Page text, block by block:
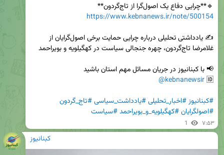
🔹**چرایی دفاع یک اصول‌گرا از تاج‌گردون**
https://www.kebnanews.ir/note/500154
🆔
@kebnanewsir
#کبنانیوز#اخبار_تحلیلی#یادداشت_سیاسی#تاج_گردون
#اصولگرایان#کهگیلویه_و_بویراحمد#سیاست
1 ۷:۵۳
کبنانیوز